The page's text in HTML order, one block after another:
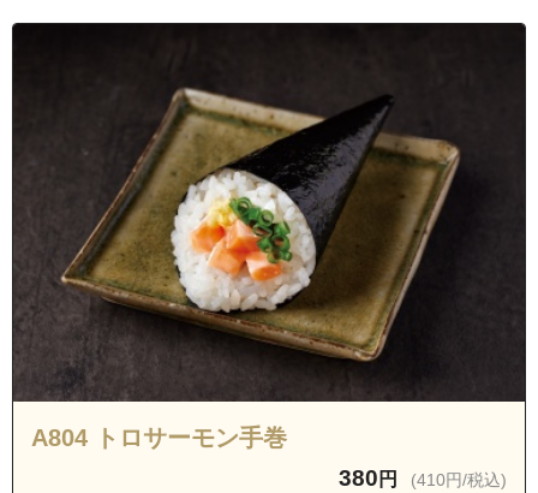
愛知県名古屋市緑区鳴海町字嫁が茶屋
愛知県名古屋市緑区鳴海町字伝治山
愛知県名古屋市緑区松が根台
愛知県名古屋市緑区古鳴海１丁目
愛知県名古屋市緑区古鳴海２丁目
愛知県名古屋市緑区長根町
愛知県名古屋市緑区鳴子町１丁目
愛知県名古屋市緑区鳴子町２丁目
愛知県名古屋市緑区鳴子町３丁目
A804 トロサーモン手巻
380 円 (410円/税込)